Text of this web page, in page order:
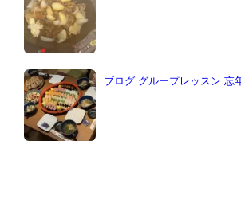
ブログ グループレッスン 忘